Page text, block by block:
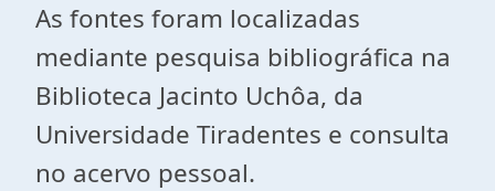
As fontes foram localizadas
mediante pesquisa bibliográfica na
Biblioteca Jacinto Uchôa, da
Universidade Tiradentes e consulta
no acervo pessoal.